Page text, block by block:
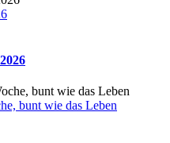
bunt wie das Leben